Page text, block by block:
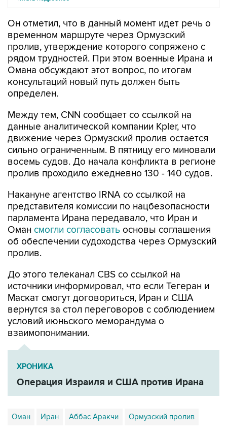
Он отметил, что в данный момент идет речь о
временном маршруте через Ормузский
пролив, утверждение которого сопряжено с
рядом трудностей. При этом военные Ирана и
Омана обсуждают этот вопрос, по итогам
консультаций новый путь должен быть
определен.
Между тем, CNN сообщает со ссылкой на
данные аналитической компании Kpler, что
движение через Ормузский пролив остается
сильно ограниченным. В пятницу его миновали
восемь судов. До начала конфликта в регионе
пролив проходило ежедневно 130 - 140 судов.
Накануне агентство IRNA со ссылкой на
представителя комиссии по нацбезопасности
парламента Ирана передавало, что Иран и
Оман смогли согласовать основы соглашения
об обеспечении судоходства через Ормузский
пролив.
До этого телеканал CBS со ссылкой на
источники информировал, что если Тегеран и
Маскат смогут договориться, Иран и США
вернутся за стол переговоров с соблюдением
условий июньского меморандума о
взаимопонимании.
ХРОНИКА
Операция Израиля и США против Ирана
Оман Иран Аббас Аракчи Ормузский пролив